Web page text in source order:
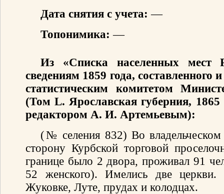
Дата снятия с учета: —
Топонимика: —
Из «Списка населенных мест
сведениям 1859 года,
статистическим комитетом
(Том L. Ярославская губерния,
редактором А. И. Артемьевым):
(№ селения 832) Во
сторону Курбской торговой
границе было 2 двора, проживал 91
52 женского). Имелись две церкви.
Жуковке, Луте, прудах и колодцах.